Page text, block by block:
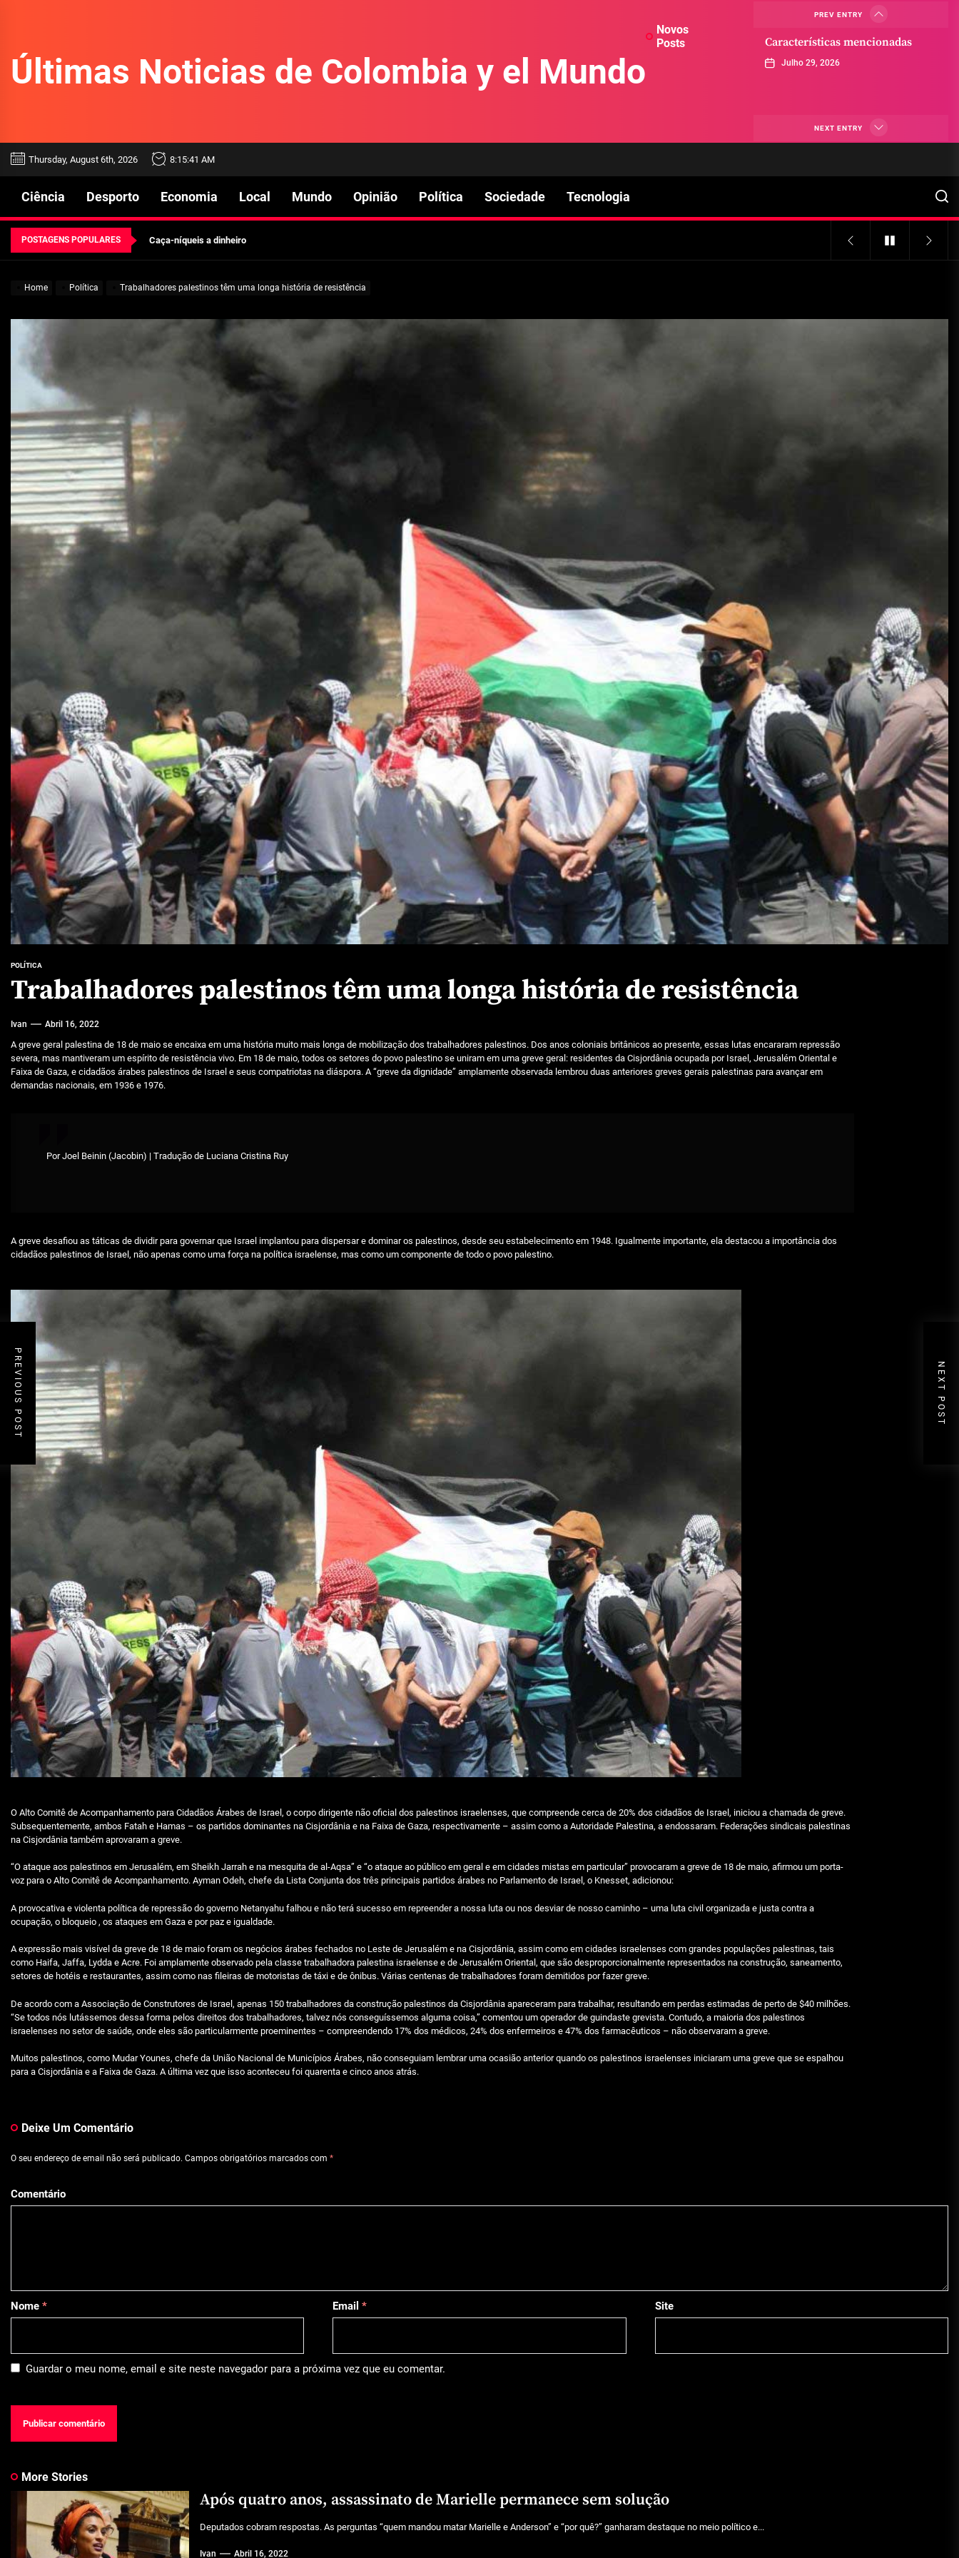
content
Últimas Noticias de Colombia y el Mundo
Novos
Posts
PREV ENTRY
Características mencionadas
Julho 29, 2026
Máquinas de jogo online
Tiki Tumble são grandes
Tiki Tumble são grandes
Beetlejuice e espectáculos
Julho 29, 2026
NEXT ENTRY
Thursday, August 6th, 2026 8:15:43 AM
Ciência Desporto Economia Local Mundo Opinião Política Sociedade Tecnologia
POSTAGENS POPULARES
Características mencionadas
Tiki Tumble são grandes
Máquinas de jogo online
Tiki Tumble são grandes
Home Política Trabalhadores palestinos têm uma longa história de resistência
POLÍTICA
Trabalhadores palestinos têm uma longa história de resistência
Ivan Abril 16, 2022
A greve geral palestina de 18 de maio se encaixa em uma história muito mais longa de mobilização dos trabalhadores palestinos. Dos anos coloniais britânicos ao presente, essas lutas encararam repressão
severa, mas mantiveram um espírito de resistência vivo. Em 18 de maio, todos os setores do povo palestino se uniram em uma greve geral: residentes da Cisjordânia ocupada por Israel, Jerusalém Oriental e
Faixa de Gaza, e cidadãos árabes palestinos de Israel e seus compatriotas na diáspora. A “greve da dignidade” amplamente observada lembrou duas anteriores greves gerais palestinas para avançar em
demandas nacionais, em 1936 e 1976.
Por Joel Beinin (Jacobin) | Tradução de Luciana Cristina Ruy
A greve desafiou as táticas de dividir para governar que Israel implantou para dispersar e dominar os palestinos, desde seu estabelecimento em 1948. Igualmente importante, ela destacou a importância dos
cidadãos palestinos de Israel, não apenas como uma força na política israelense, mas como um componente de todo o povo palestino.
O Alto Comitê de Acompanhamento para Cidadãos Árabes de Israel, o corpo dirigente não oficial dos palestinos israelenses, que compreende cerca de 20% dos cidadãos de Israel, iniciou a chamada de greve.
Subsequentemente, ambos Fatah e Hamas – os partidos dominantes na Cisjordânia e na Faixa de Gaza, respectivamente – assim como a Autoridade Palestina, a endossaram. Federações sindicais palestinas
na Cisjordânia também aprovaram a greve.
“O ataque aos palestinos em Jerusalém, em Sheikh Jarrah e na mesquita de al-Aqsa” e “o ataque ao público em geral e em cidades mistas em particular” provocaram a greve de 18 de maio, afirmou um porta-
voz para o Alto Comitê de Acompanhamento. Ayman Odeh, chefe da Lista Conjunta dos três principais partidos árabes no Parlamento de Israel, o Knesset, adicionou:
A provocativa e violenta política de repressão do governo Netanyahu falhou e não terá sucesso em repreender a nossa luta ou nos desviar de nosso caminho – uma luta civil organizada e justa contra a
ocupação, o bloqueio , os ataques em Gaza e por paz e igualdade.
A expressão mais visível da greve de 18 de maio foram os negócios árabes fechados no Leste de Jerusalém e na Cisjordânia, assim como em cidades israelenses com grandes populações palestinas, tais
como Haifa, Jaffa, Lydda e Acre. Foi amplamente observado pela classe trabalhadora palestina israelense e de Jerusalém Oriental, que são desproporcionalmente representados na construção, saneamento,
setores de hotéis e restaurantes, assim como nas fileiras de motoristas de táxi e de ônibus. Várias centenas de trabalhadores foram demitidos por fazer greve.
De acordo com a Associação de Construtores de Israel, apenas 150 trabalhadores da construção palestinos da Cisjordânia apareceram para trabalhar, resultando em perdas estimadas de perto de $40 milhões.
“Se todos nós lutássemos dessa forma pelos direitos dos trabalhadores, talvez nós conseguíssemos alguma coisa,” comentou um operador de guindaste grevista. Contudo, a maioria dos palestinos
israelenses no setor de saúde, onde eles são particularmente proeminentes – compreendendo 17% dos médicos, 24% dos enfermeiros e 47% dos farmacêuticos – não observaram a greve.
Muitos palestinos, como Mudar Younes, chefe da União Nacional de Municípios Árabes, não conseguiam lembrar uma ocasião anterior quando os palestinos israelenses iniciaram uma greve que se espalhou
para a Cisjordânia e a Faixa de Gaza. A última vez que isso aconteceu foi quarenta e cinco anos atrás.
Deixe Um Comentário
O seu endereço de email não será publicado. Campos obrigatórios marcados com *
Comentário
Nome * Email* Site
Guardar o meu nome, email e site neste navegador para a próxima vez que eu comentar.
PREVIOUS POST NEXT POST
More Stories
Após quatro anos, assassinato de Marielle permanece sem solução
Deputados cobram respostas. As perguntas “quem mandou matar Marielle e Anderson” e “por quê?” ganharam destaque no meio político e...
Ivan Abril 16, 2022